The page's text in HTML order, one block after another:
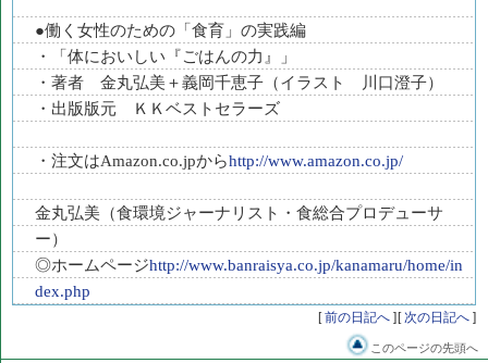
●働く女性のための「食育」の実践編
・「体においしい『ごはんの力』」
・著者 金丸弘美＋義岡千恵子（イラスト 川口澄子）
・出版版元 ＫＫベストセラーズ
・注文はAmazon.co.jpからhttp://www.amazon.co.jp/
金丸弘美（食環境ジャーナリスト・食総合プロデューサ
ー）
◎ホームページhttp://www.banraisya.co.jp/kanamaru/home/in
dex.php
[前の日記へ] [ 次の日記へ]
このページの先頭へ